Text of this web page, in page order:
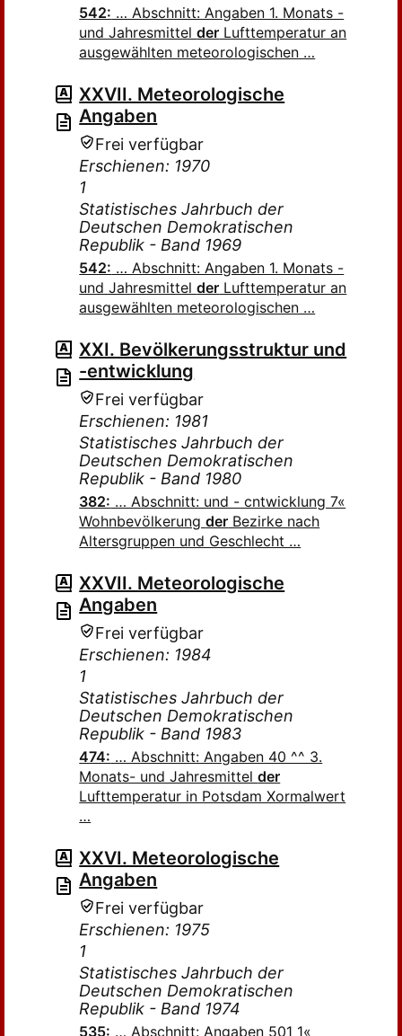
542: … Abschnitt: Angaben 1. Monats -
und Jahresmittelder Lufttemperatur an
ausgewählten meteorologischen …
XXVII. Meteorologische
Angaben
Frei verfügbar
Erschienen: 1970
1
Statistisches Jahrbuch der
Deutschen Demokratischen
Republik - Band 1969
542: … Abschnitt: Angaben 1. Monats -
und Jahresmittelder Lufttemperatur an
ausgewählten meteorologischen …
XXI. Bevölkerungsstruktur und
-entwicklung
Frei verfügbar
Erschienen: 1981
Statistisches Jahrbuch der
Deutschen Demokratischen
Republik - Band 1980
382: … Abschnitt: und - cntwicklung 7«
Wohnbevölkerungder Bezirke nach
Altersgruppen und Geschlecht …
XXVII. Meteorologische
Angaben
Frei verfügbar
Erschienen: 1984
1
Statistisches Jahrbuch der
Deutschen Demokratischen
Republik - Band 1983
474: … Abschnitt: Angaben 40 ^^ 3.
Monats- und Jahresmittelder
Lufttemperatur in Potsdam Xormalwert
…
XXVI. Meteorologische
Angaben
Frei verfügbar
Erschienen: 1975
1
Statistisches Jahrbuch der
Deutschen Demokratischen
Republik - Band 1974
535: … Abschnitt: Angaben 501 1«